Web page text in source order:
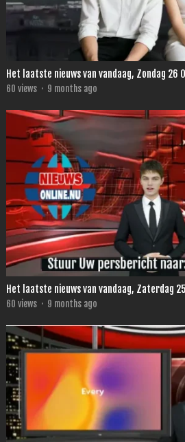
Het laatste nieuws van vandaag, Zondag 26
60 views · 9 months ago
Het laatste nieuws van vandaag, Zaterdag
60 views · 9 months ago